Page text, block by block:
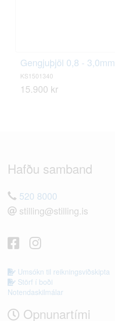
Gengjuþjöl 0,8 - 3,0mm
KS1501340
15.900 kr
Hafðu samband
520 8000
stilling@stilling.is
Umsókn til reikningsviðskipta
Störf í boði
Notendaskilmálar
Opnunartími